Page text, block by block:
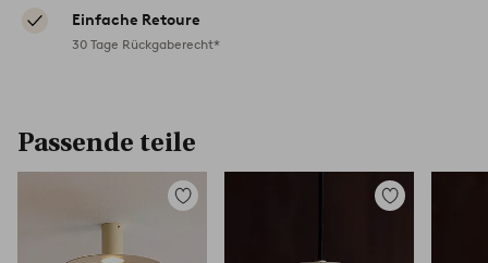
Einfache Retoure
30 Tage Rückgaberecht*
Passende teile
Zu
Zu